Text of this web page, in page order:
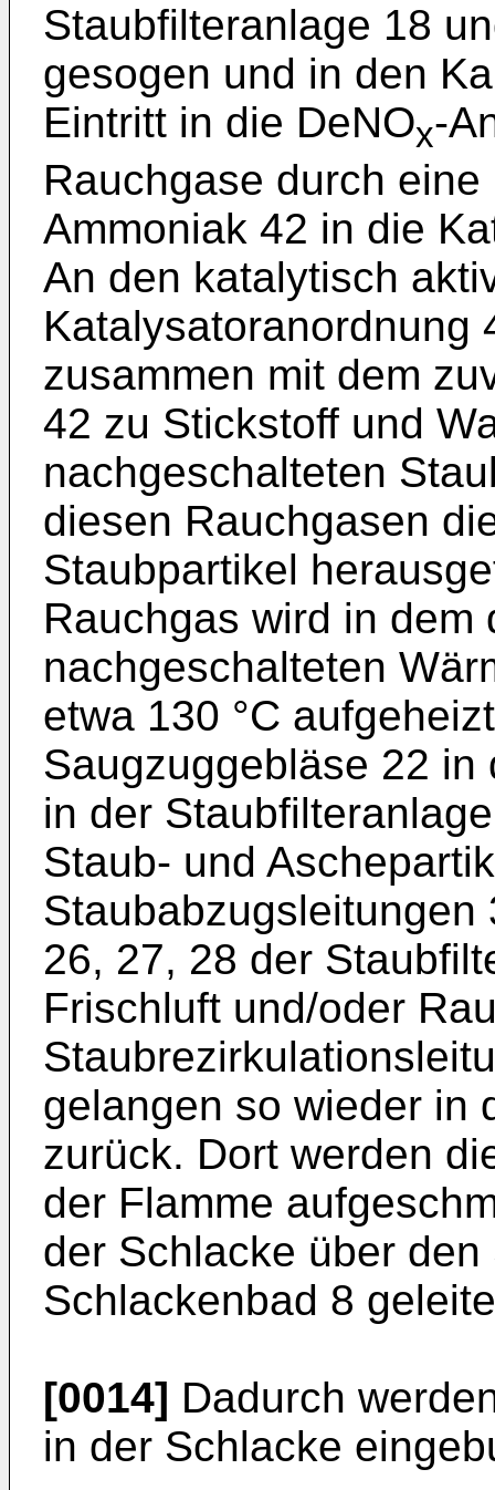
Staubfilteranlage 18
gesogen und in den
Eintritt in die DeNOx-
Rauchgase durch
Ammoniak 42 in die
An den katalytisch
Katalysatoranordnung
zusammen mit dem
42 zu Stickstoff und
nachgeschalteten
diesen Rauchgasen
Staubpartikel
Rauchgas wird in
nachgeschalteten
etwa 130 °C
Saugzuggebläse 22
in der
Staub- und
26, 27, 28 der
Frischluft und/oder
gelangen so wieder in
zurück. Dort werden
der Flamme
der Schlacke über
Schlackenbad 8
[0014] Dadurch
in der Schlacke